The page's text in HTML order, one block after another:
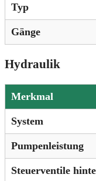
Typ
Gänge
Hydraulik
Merkmal
System
Pumpenleistung
Steuerventile